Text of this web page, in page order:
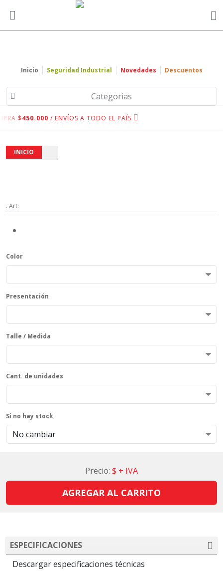
Inicio Seguridad Industrial Novedades Descuentos
Categorias
$450.000 / ENVÍOS A TODO EL PAÍS
INICIO
. Art:
Color
Presentación
Talle / Medida
Cant. de unidades
Si no hay stock
Precio: $ + IVA
AGREGAR AL CARRITO
ESPECIFICACIONES
Descargar especificaciones técnicas